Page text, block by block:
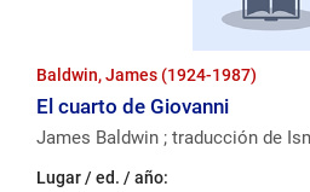
Baldwin, James (1924-1987)
El cuarto de Giovanni
James Baldwin ; traducción de
Lugar / ed. / año: